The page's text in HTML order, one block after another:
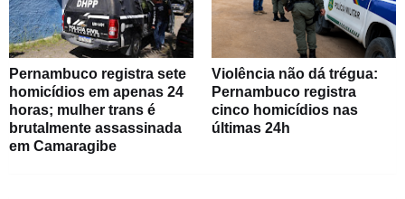
Pernambuco registra sete
homicídios em apenas 24
horas; mulher trans é
brutalmente assassinada
em Camaragibe
Violência não dá trégua:
Pernambuco registra
cinco homicídios nas
últimas 24h